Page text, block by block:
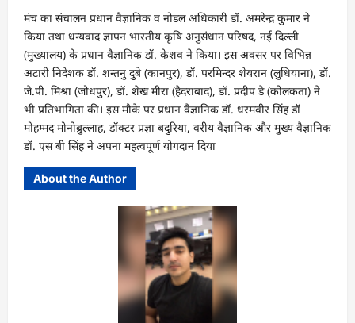
मंच का संचालन प्रधान वैज्ञानिक व नोडल अधिकारी डॉ. अमरेन्द्र कुमार ने
किया तथा धन्यवाद ज्ञापन भारतीय कृषि अनुसंधान परिषद, नई दिल्ली
(मुख्यालय) के प्रधान वैज्ञानिक डॉ. केशव ने किया। इस अवसर पर विभिन्न
अटारी निदेशक डॉ. शन्तनु दुबे (कानपुर), डॉ. परमिन्दर शेयरान (लुधियाना), डॉ.
जे.पी. मिश्रा (जोधपुर), डॉ. शेख मीरा (हैदराबाद), डॉ. प्रदीप डे (कोलकता) ने
भी प्रतिभागिता की। इस मौके पर प्रधान वैज्ञानिक डॉ. धरमवीर सिंह डॉ
मोहम्मद मोनोब्रुल्लाह, डॉक्टर प्रज्ञा बदुरिया, वरीय वैज्ञानिक और मुख्य वैज्ञानिक
डॉ. एस बी सिंह ने अपना महत्वपूर्ण योगदान दिया
About the Author